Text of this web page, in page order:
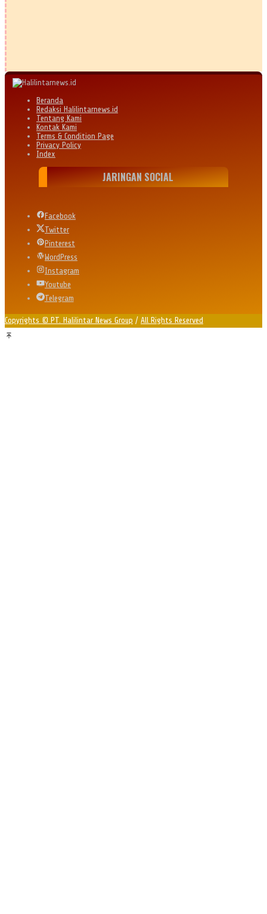
Beranda
Redaksi Halilintarnews.id
Tentang Kami
Kontak Kami
Terms & Condition Page
Privacy Policy
Index
JARINGAN SOCIAL
Facebook
Twitter
Pinterest
WordPress
Instagram
Youtube
Telegram
Copyrights © PT. Halilintar News Group / All Rights Reserved